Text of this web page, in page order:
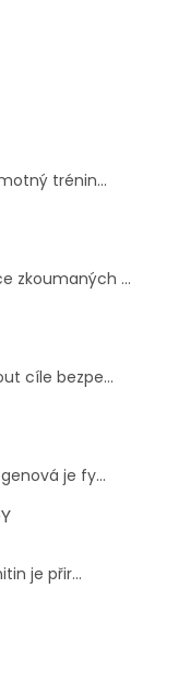
trénin...
zkoumaných ...
cíle bezpe...
je fy...
je přir...